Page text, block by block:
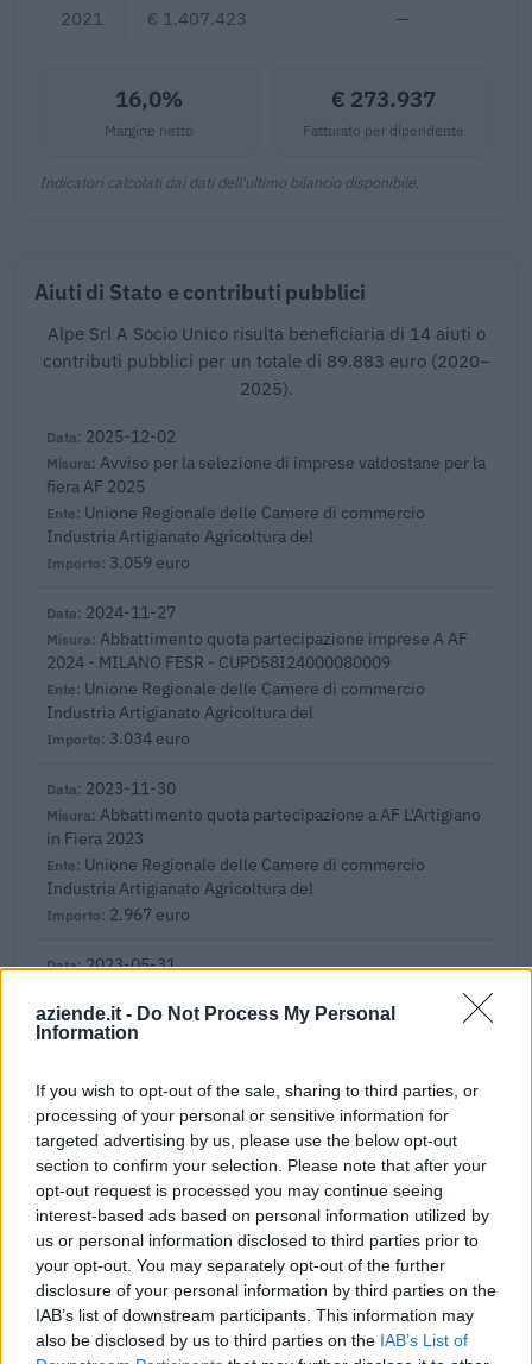
aziende.it - Do Not Process My Personal
Information
If you wish to opt-out of the sale, sharing to third parties, or
processing of your personal or sensitive information for
targeted advertising by us, please use the below opt-out
section to confirm your selection. Please note that after your
opt-out request is processed you may continue seeing
interest-based ads based on personal information utilized by
us or personal information disclosed to third parties prior to
your opt-out. You may separately opt-out of the further
disclosure of your personal information by third parties on the
IAB’s list of downstream participants. This information may
also be disclosed by us to third parties on the IAB’s List of
2021 € 1.407.423 —
16,0%
Margine netto
€ 273.937
Fatturato per dipendente
Indicatori calcolati dai dati dell'ultimo bilancio disponibile.
Aiuti di Stato e contributi pubblici
Alpe Srl A Socio Unico risulta beneficiaria di 14 aiuti o
contributi pubblici per un totale di 89.883 euro (2020–
2025).
2025-12-02
Avviso per la selezione di imprese valdostane per la
fiera AF 2025
Unione Regionale delle Camere di commercio
Industria Artigianato Agricoltura del
3.059 euro
2024-11-27
Abbattimento quota partecipazione imprese A AF
2024 - MILANO FESR - CUPD58I24000080009
Unione Regionale delle Camere di commercio
Industria Artigianato Agricoltura del
3.034 euro
2023-11-30
Abbattimento quota partecipazione a AF L'Artigiano
in Fiera 2023
Unione Regionale delle Camere di commercio
Industria Artigianato Agricoltura del
2.967 euro
2023-05-31
della decisione SA. 62668 e decisione C(2022) 171 final)
SA 101076)
8.211 euro
2023-03-29
esenzioni fiscali e crediti d'imposta adottati a
seguito della crisi economica causata dall'epidemia di
COVID-19 [con mo
agenzia delle entrate
4.359 euro
2022-12-12
l.r. 21/2022 - Contributi straordinari a sostegno